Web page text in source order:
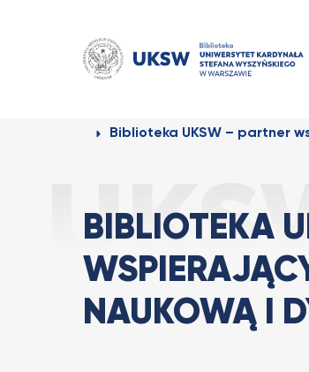
Biblioteka UKSW – partner
BIBLIOTEKA
NAUKOWĄ I